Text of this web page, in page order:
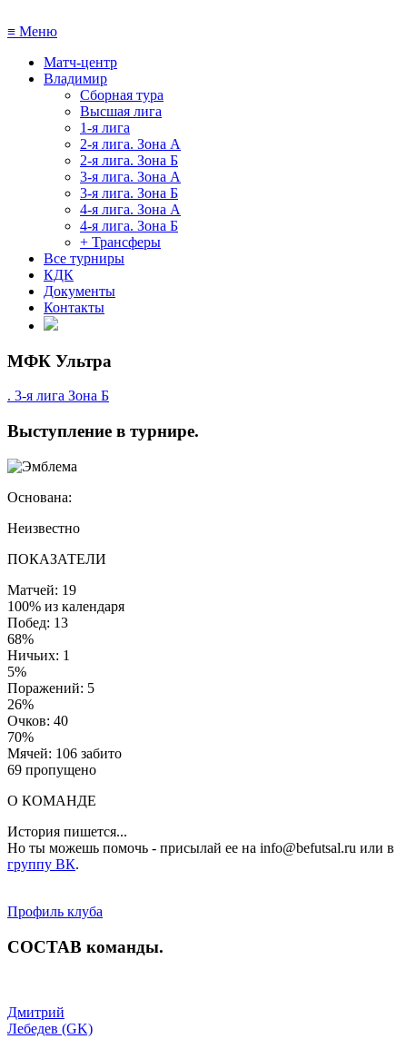
≡ Меню
Матч-центр
Владимир
Сборная тура
Высшая лига
1-я лига
2-я лига. Зона А
2-я лига. Зона Б
3-я лига. Зона А
3-я лига. Зона Б
4-я лига. Зона А
4-я лига. Зона Б
+ Трансферы
Все турниры
КДК
Документы
Контакты
МФК Ультра
. 3-я лига Зона Б
Выступление в турнире.
Основана:
Неизвестно
ПОКАЗАТЕЛИ
Матчей: 19
100% из календаря
Побед: 13
68%
Ничьих: 1
5%
Поражений: 5
26%
Очков: 40
70%
Мячей: 106 забито
69 пропущено
О КОМАНДЕ
История пишется...
Но ты можешь помочь - присылай ее на info@befutsal.ru или в
группу ВК.
Профиль клуба
СОСТАВ команды.
Дмитрий
Лебедев (GK)